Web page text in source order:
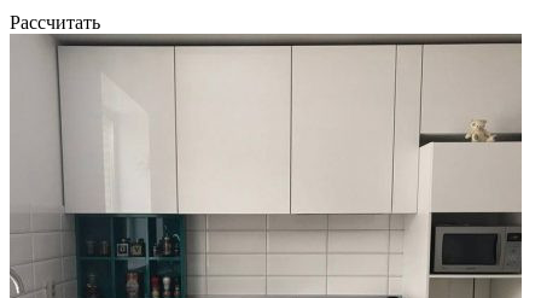
Рассчитать